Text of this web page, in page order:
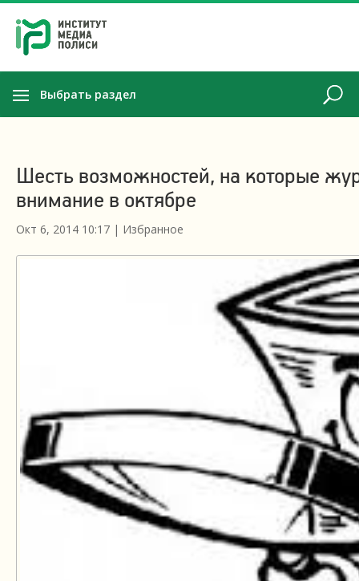
Выбрать раздел
Шесть возможностей, на которые
внимание в октябре
Окт 6, 2014 10:17 | Избранное